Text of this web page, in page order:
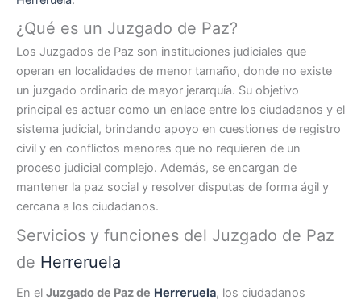
¿Qué es un Juzgado de Paz?
Los Juzgados de Paz son instituciones judiciales que
operan en localidades de menor tamaño, donde no existe
un juzgado ordinario de mayor jerarquía. Su objetivo
principal es actuar como un enlace entre los ciudadanos y el
sistema judicial, brindando apoyo en cuestiones de registro
civil y en conflictos menores que no requieren de un
proceso judicial complejo. Además, se encargan de
mantener la paz social y resolver disputas de forma ágil y
cercana a los ciudadanos.
Servicios y funciones del Juzgado de Paz
de Herreruela
En el Juzgado de Paz de Herreruela, los ciudadanos